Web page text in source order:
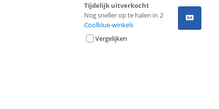
Tijdelijk uitverkocht
Nog sneller op te halen in 2
Coolblue-winkels
Vergelijken